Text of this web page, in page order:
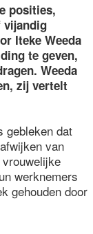
posities,
vijandig
Iteke Weeda
te geven,
Weeda
zij vertelt
gebleken dat
van
werknemers
gehouden door